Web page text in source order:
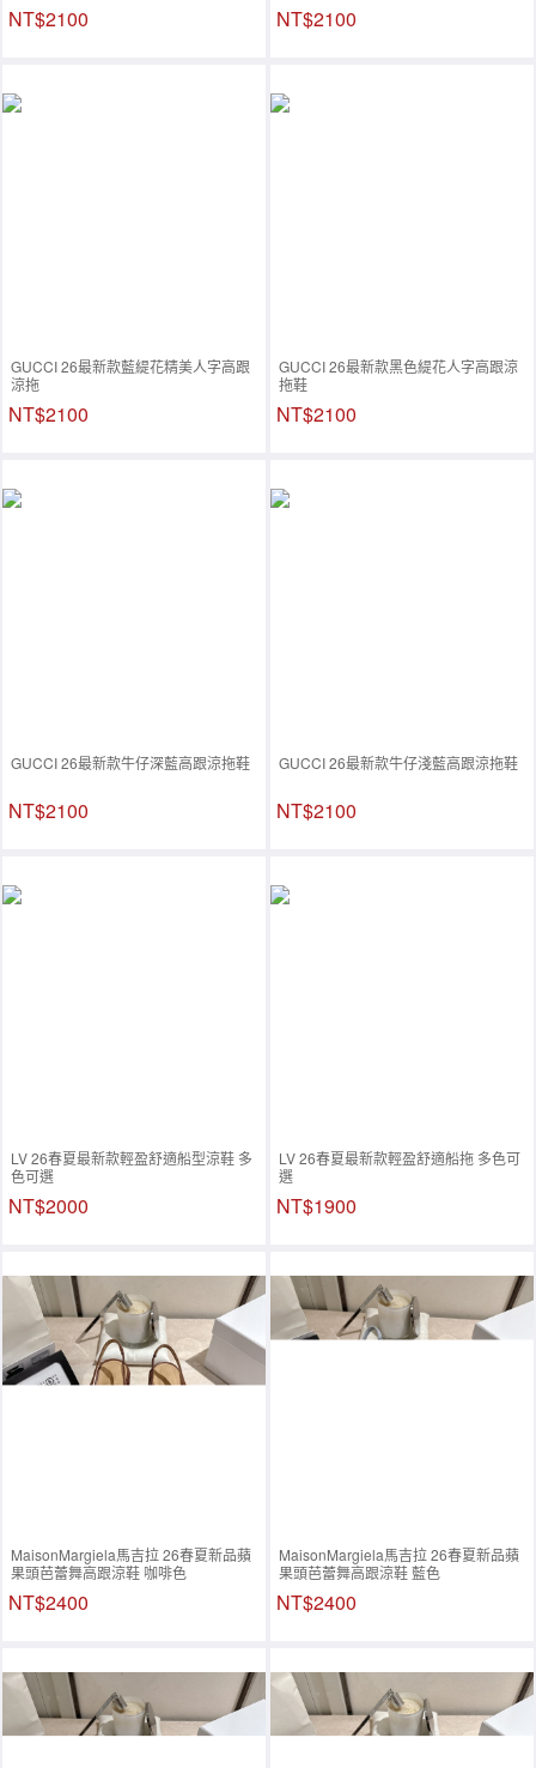
NT$2100 NT$2100
GUCCI 26最新款藍緹花精美人字高跟
涼拖
NT$2100
GUCCI 26最新款黑色緹花人字高跟涼
拖鞋
NT$2100
GUCCI 26最新款牛仔深藍高跟涼拖鞋
NT$2100
GUCCI 26最新款牛仔淺藍高跟涼拖鞋
NT$2100
LV 26春夏最新款輕盈舒適船型涼鞋 多
色可選
NT$2000
LV 26春夏最新款輕盈舒適船拖 多色可
選
NT$1900
MaisonMargiela馬吉拉 26春夏新品蘋
果頭芭蕾舞高跟涼鞋 咖啡色
NT$2400
MaisonMargiela馬吉拉 26春夏新品蘋
果頭芭蕾舞高跟涼鞋 藍色
NT$2400